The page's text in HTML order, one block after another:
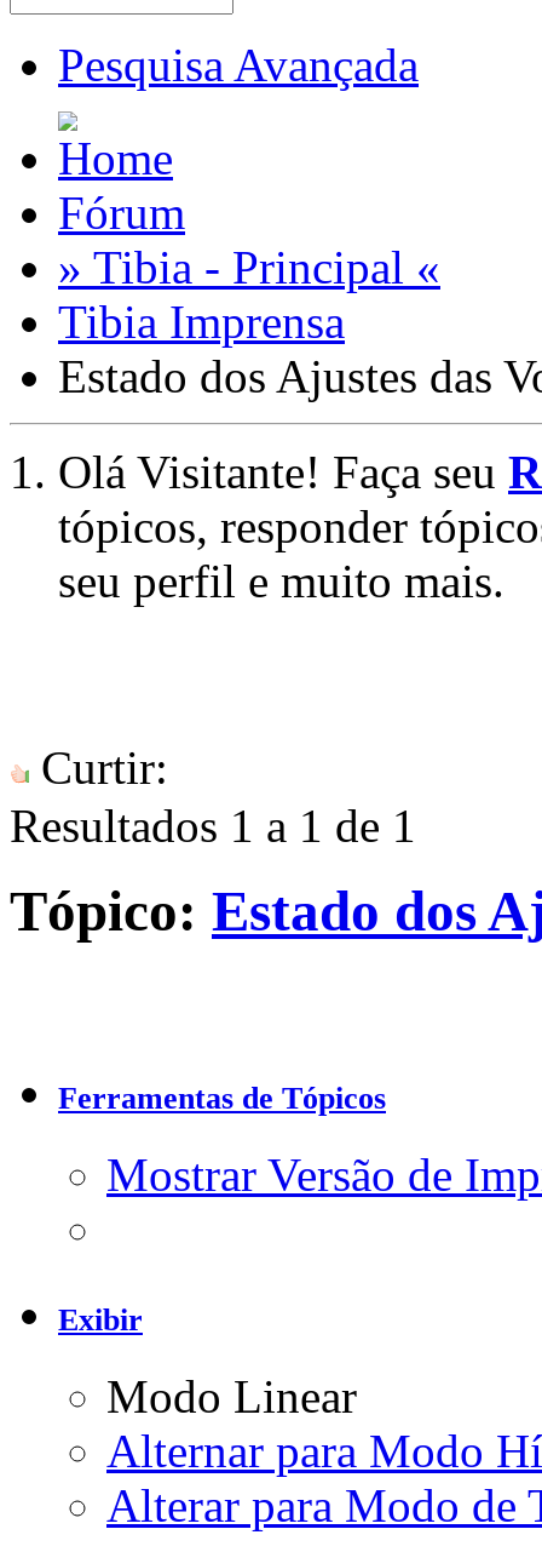
Pesquisa Avançada
Fórum
» Tibia - Principal «
Tibia Imprensa
Estado dos Ajustes das
Olá Visitante! Faça seu
tópicos, responder
seu perfil e muito mais.
Curtir:
Resultados 1 a 1 de 1
Tópico: Estado dos
Ferramentas de Tópicos
Mostrar Versão de
Exibir
Modo Linear
Alternar para Modo
Alterar para Modo de